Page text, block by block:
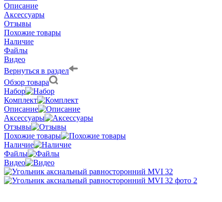
Описание
Аксессуары
Отзывы
Похожие товары
Наличие
Файлы
Видео
Вернуться в раздел
Обзор товара
Набор
Комплект
Описание
Аксессуары
Отзывы
Похожие товары
Наличие
Файлы
Видео